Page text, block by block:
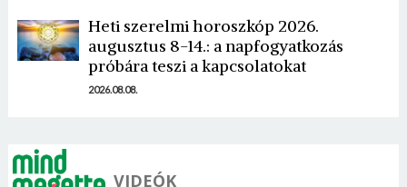
Heti szerelmi horoszkóp 2026.
augusztus 8-14.: a napfogyatkozás
próbára teszi a kapcsolatokat
2026.08.08.
VIDEÓK
E-mail cím vagy felhasználónév
Mégse